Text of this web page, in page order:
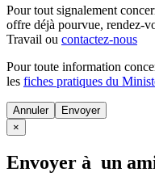
Pour tout signalement
offre déjà pourvue, rendez-
Travail ou contactez-nous
Pour toute information
les fiches pratiques du
Annuler
×
Envoyer à un